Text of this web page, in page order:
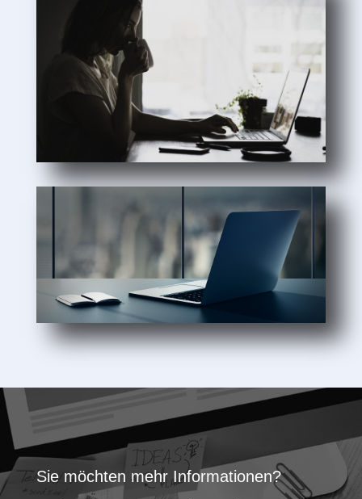
Sie möchten mehr Informationen?